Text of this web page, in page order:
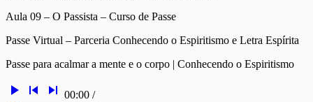
Aula 09 – O Passista – Curso de Passe
Passe Virtual – Parceria Conhecendo o Espiritismo e Letra Espírita
Passe para acalmar a mente e o corpo | Conhecendo o Espiritismo
play_arrow skip_previous skip_next 00:00 /